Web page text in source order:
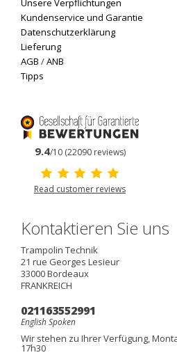
Unsere Verpflichtungen
Kundenservice und Garantie
Datenschutzerklärung
Lieferung
AGB /ANB
Tipps
9.4/10 (22090 reviews)
Read customer reviews
Kontaktieren Sie uns
Trampolin Technik
21 rue Georges Lesieur
33000Bordeaux
FRANKREICH
021163552991
English Spoken
Wir stehen zu Ihrer Verfügung,
17h30